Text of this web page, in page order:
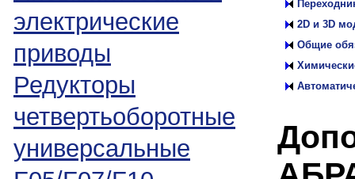
электрические
приводы
Редукторы
четвертьоборотные
универсальные
2D и 3D
Общие